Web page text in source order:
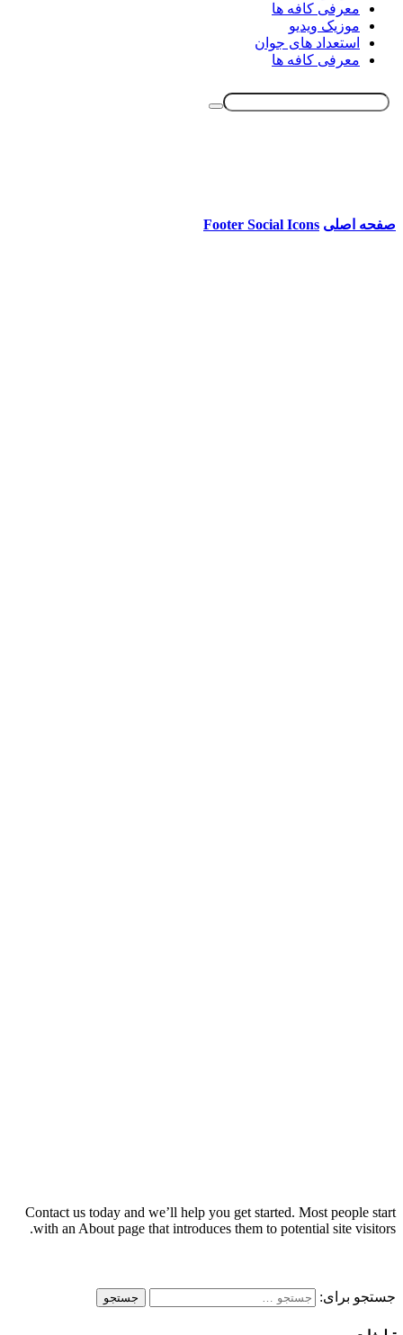
معرفی کافه ها
موزیک ویدیو
استعداد های جوان
معرفی کافه ها
صفحه اصلی Footer Social Icons
Contact us today and we’ll help you get started. Most people start
with an About page that introduces them to potential site visitors.
جستجو برای: